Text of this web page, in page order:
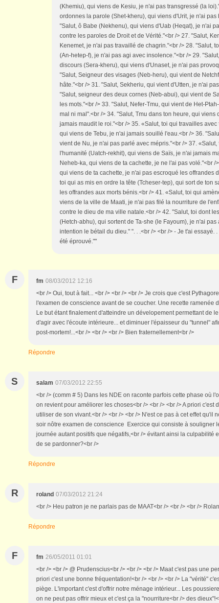
(Khemiu), qui viens de Kesiu, je n'ai pas transgressé (la
ordonnes la parole (Shet-kheru), qui viens d'Urit, je n'ai pas
"Salut, ô Babe (Nekhenu), qui viens d'Uab (Heqat), je n'ai
contre les paroles de Droit et de Vérité."<br /> 27. "Salut,
Kenemet, je n'ai pas travaillé de chagrin."<br /> 28. "Salut,
(An-hetep-f), je n'ai pas agi avec insolence."<br /> 29.
discours (Sera-kheru), qui viens d'Unaset, je n'ai pas
"Salut, Seigneur des visages (Neb-heru), qui vient de
hâte."<br /> 31. "Salut, Sekheriu, qui vient d'Utten, je n'ai
"Salut, seigneur des deux cornes (Neb-abui), qui vient de
les mots."<br /> 33. "Salut, Nefer-Tmu, qui vient de Het-
mal ni mal".<br /> 34. "Salut, Tmu dans ton heure, qui viens
jamais maudit le roi."<br /> 35. «Salut, toi qui travailles
qui viens de Tebu, je n'ai jamais souillé l'eau.<br /> 36.
vient de Nu, je n'ai pas parlé avec mépris."<br /> 37.
l'humanité (Uatch-rekhit), qui viens de Saïs, je n'ai jamais
Neheb-ka, qui viens de ta cachette, je ne l'ai pas volé."<br /
qui viens de ta cachette, je n'ai pas escroqué les offrandes
toi qui as mis en ordre la tête (Tcheser-tep), qui sort de ton
les offrandes aux morts bénis.<br /> 41. «Salut, toi qui
viens de la ville de Maati, je n'ai pas filé la nourriture de
contre le dieu de ma ville natale.<br /> 42. "Salut, toi dont
(Hetch-abhu), qui sortent de Ta-she (le Fayoum), je n'ai
intention le bétail du dieu." ". . .<br /> <br /> - Je t'ai essayé.
été éprouvé.""
F fm 08/03/2012 12:16
<br /> Oui, tout à fait... <br /> <br /> <br /> Je crois que c'est
l'examen de conscience avant de se coucher. Une recette ramenée
Le but étant finalement d'atteindre un dévelopement permettant de
d'agir avec l'écoute intérieure... et diminuer l'épaisseur du "tunnel"
post-mortem!...<br /> <br /> <br /> Bien fraternellement<br />
Répondre
S salam 07/03/2012 22:55
<br /> (comm # 5) Dans les NDE on raconte parfois cette phase où
on revient pour améliorer les choses<br /> <br /> <br /> A priori c'est
utiliser de son vivant.<br /> <br /> <br /> N'est ce pas à cet effet qu'il
soir nôtre examen de conscience Exercice qui consiste à souligner
journée autant positifs que négatifs,<br /> évitant ainsi la culpabilité
de se pardonner?<br />
Répondre
R roland 07/03/2012 21:24
<br /> Heu patron je ne parlais pas de MAAT<br /> <br /> <br />
Répondre
F fm 26/05/2011 01:01
<br /> <br /> @ Prudenscius<br /> <br /> <br /> Maat c'est pas une
priori c'est une bonne fréquentation!<br /> <br /> <br /> La "vérité"
piège. L'important c'est d'offrir notre ménage intérieur... Les
on ne peut pas offrir mieux et c'est ça la "nourriture<br /> des